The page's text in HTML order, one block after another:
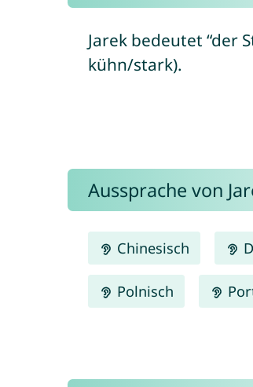
Jarek bedeutet “der
kühn/stark).
Aussprache von
Chinesisch
Polnisch